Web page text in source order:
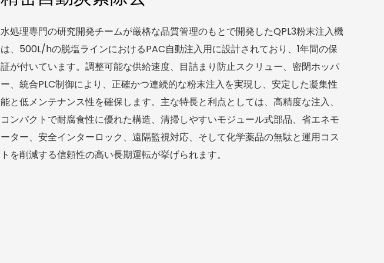
水処理専門の研究開発チームが厳格な品質管理のもとで開発したQPL3粉末注入機
は、500L/hの脱塩ラインにおけるPAC自動注入用に設計されており、1年間の保
証が付いています。調整可能な供給速度、目詰まり防止スクリュー、密閉ホッパ
ー、統合PLC制御により、正確かつ連続的な粉末注入を実現し、安定した凝集性
能と低メンテナンス性を確保します。主な特長と利点としては、高精度な注入、
コンパクトで耐腐食性に優れた構造、清掃しやすいモジュール式部品​​、省エネモ
ーター、安全インターロック、遠隔監視対応、そして化学薬品の無駄と運用コス
トを削減する信頼性の高い長期運転が挙げられます。